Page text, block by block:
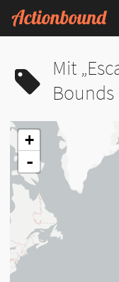
Mit
Bounds
+
-